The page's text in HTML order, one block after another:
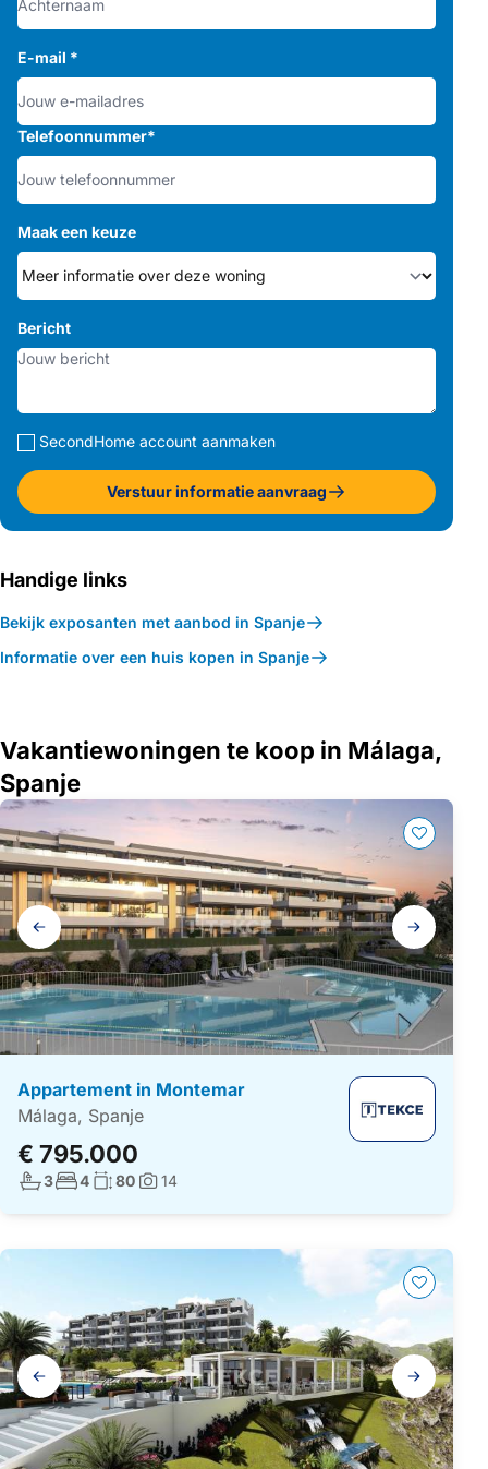
E-mail *
Telefoonnummer*
Maak een keuze
Bericht
SecondHome account aanmaken
Verstuur informatie aanvraag
Handige links
Bekijk exposanten met aanbod in Spanje
Informatie over een huis kopen in Spanje
Vakantiewoningen te koop in Málaga,
Spanje
Galerij
navigatie
Appartement in Montemar
Málaga, Spanje
€ 795.000
Aantal badkamers:
3Aantal slaapkamers:
4Woonoppervlakte:
80Foto's:
14
Galerij
navigatie